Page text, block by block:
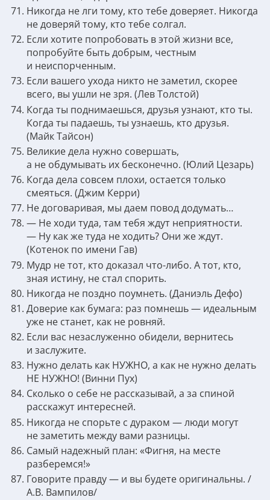
Никогда не лги тому, кто тебе доверяет. Никогда
не доверяй тому, кто тебе солгал.
Если хотите попробовать в этой жизни все,
попробуйте быть добрым, честным
и неиспорченным.
Если вашего ухода никто не заметил, скорее
всего, вы ушли не зря. (Лев Толстой)
Когда ты поднимаешься, друзья узнают, кто ты.
Когда ты падаешь, ты узнаешь, кто друзья.
(Майк Тайсон)
Великие дела нужно совершать,
а не обдумывать их бесконечно. (Юлий Цезарь)
Когда дела совсем плохи, остается только
смеяться. (Джим Керри)
Не договаривая, мы даем повод додумать…
— Не ходи туда, там тебя ждут неприятности.
— Ну как же туда не ходить? Они же ждут.
(Котенок по имени Гав)
Мудр не тот, кто доказал что-либо. А тот, кто,
зная истину, не стал спорить.
Никогда не поздно поумнеть. (Даниэль Дефо)
Доверие как бумага: раз помнешь — идеальным
уже не станет, как не ровняй.
Если вас незаслуженно обидели, вернитесь
и заслужите.
Нужно делать как НУЖНО, а как не нужно делать
НЕ НУЖНО! (Винни Пух)
Сколько о себе не рассказывай, а за спиной
расскажут интересней.
Никогда не спорьте с дураком — люди могут
не заметить между вами разницы.
Самый надежный план: «Фигня, на месте
разберемся!»
Говорите правду — и вы будете оригинальны. /
А.В. Вампилов/